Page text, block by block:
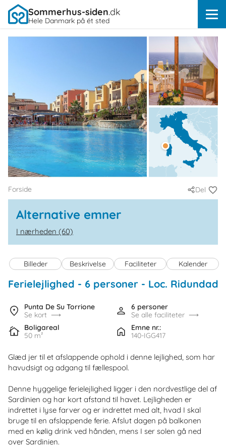
Sommerhus-siden.dk
Hele Danmark på ét sted
Forside Del
Alternative emner
I nærheden (60)
Billeder Beskrivelse Faciliteter Kalender
Ferielejlighed - 6 personer - Loc.
Punta De Su Torrione
Se kort
6 personer
Se alle faciliteter
Boligareal
50 m²
Emne nr.:
140-IGG417
Glæd jer til et afslappende ophold i denne lejlighed, som har
havudsigt og adgang til fællespool.
Denne hyggelige ferielejlighed ligger i den nordvestlige del af
Sardinien og har kort afstand til havet. Lejligheden er
indrettet i lyse farver og er indrettet med alt, hvad I skal
bruge til en afslappende ferie. Afslut dagen på balkonen
med en kølig drink ved hånden, mens I ser solen gå ned
over Sardinien.